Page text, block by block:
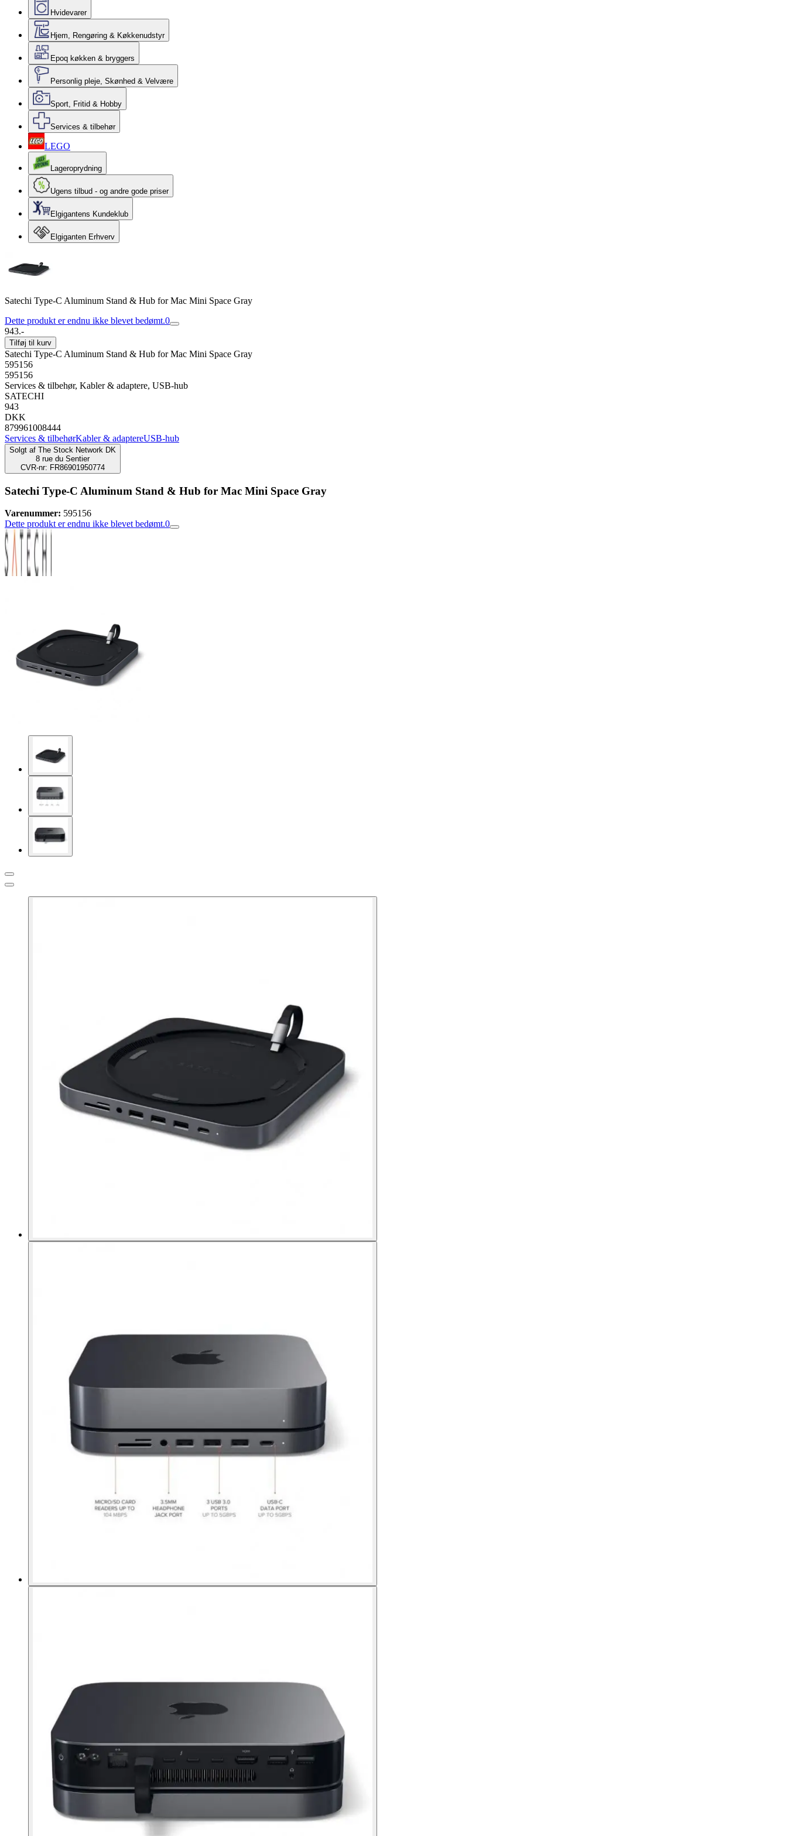
Hvidevarer
Hjem, Rengøring & Køkkenudstyr
Epoq køkken & bryggers
Personlig pleje, Skønhed & Velvære
Sport, Fritid & Hobby
Services & tilbehør
LEGO
Lageroprydning
Ugens tilbud - og andre gode priser
Elgigantens Kundeklub
Elgiganten Erhverv
Satechi Type-C Aluminum Stand & Hub for Mac Mini Space Gray
Dette produkt er endnu ikke blevet bedømt.0
943.-
Tilføj til kurv
Satechi Type-C Aluminum Stand & Hub for Mac Mini Space Gray
595156
595156
Services & tilbehør, Kabler & adaptere, USB-hub
SATECHI
943
DKK
879961008444
Services & tilbehørKabler & adaptereUSB-hub
Solgt af The Stock Network DK
8 rue du Sentier
CVR-nr: FR86901950774
Satechi Type-C Aluminum Stand & Hub for Mac Mini Space Gray
Varenummer: 595156
Dette produkt er endnu ikke blevet bedømt.0